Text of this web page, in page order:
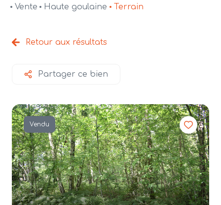
vente
agences
estimation
alerte
e-
mail
contact
Vente
Haute goulaine Terrain
Retour aux résultats
Partager ce bien
Vendu